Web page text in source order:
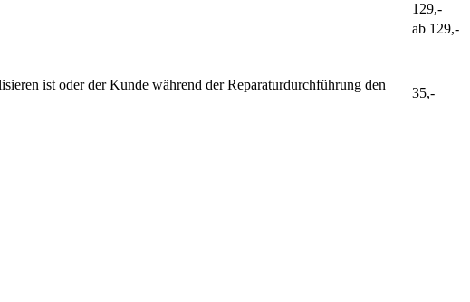
129,-
ab 129,-
ist oder der Kunde während der Reparaturdurchführung den
35,-